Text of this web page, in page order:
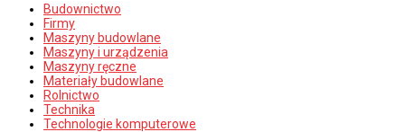
Budownictwo
Firmy
Maszyny budowlane
Maszyny i urządzenia
Maszyny ręczne
Materiały budowlane
Rolnictwo
Technika
Technologie komputerowe